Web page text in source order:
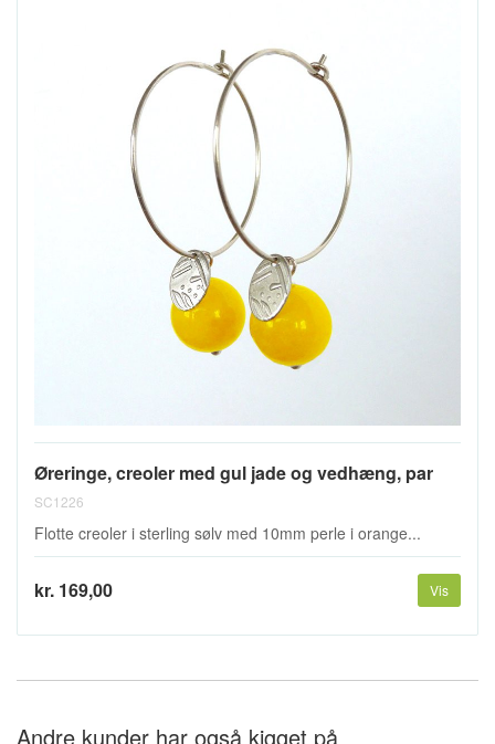
Øreringe, creoler med gul jade og vedhæng, par
SC1226
Flotte creoler i sterling sølv med 10mm perle i orange...
kr. 169,00 Vis
Andre kunder har også kigget på